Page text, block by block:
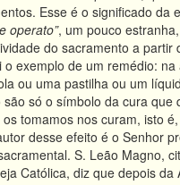
Esse é o significado da
operato”, um pouco
do sacramento a partir
o exemplo de um remédio: na
ou uma pastilha ou um
são só o símbolo da cura que
tomamos nos curam, isto
desse efeito é o Senhor
S. Leão Magno,
Católica, diz que depois da